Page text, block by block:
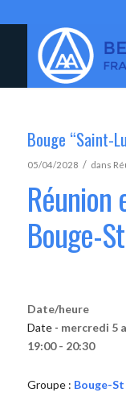
Bouge “Saint-
05/04/2028 / dans
Réunion
Bouge-
Date/heure
Date - mercredi 5
19:00 - 20:30
Groupe : Bouge-St